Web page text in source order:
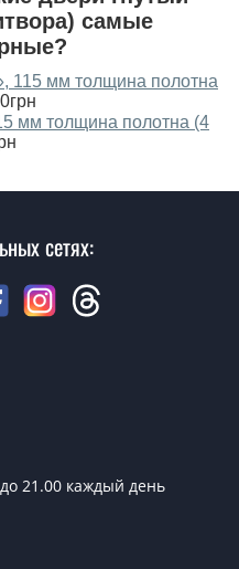
самые
115 мм толщина полотна
мм толщина полотна (4
сетях:
21.00 каждый день